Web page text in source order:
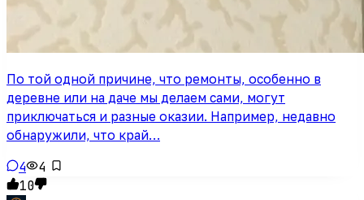
По той одной причине, что ремонты, особенно в
деревне или на даче мы делаем сами, могут
приключаться и разные оказии. Например, недавно
обнаружили, что край…
4
4
10